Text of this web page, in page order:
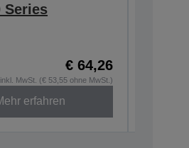
Series
€ 64,26
inkl. MwSt. (€ 53,55 ohne MwSt.)
erfahren